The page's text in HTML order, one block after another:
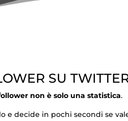
SU
non è solo una statistica.
decide in pochi secondi se